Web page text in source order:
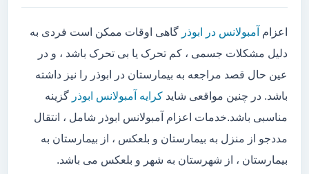
اعزام آمبولانس در ابوذر گاهی اوقات ممکن است فردی به
دلیل مشکلات جسمی ، کم تحرک یا بی تحرک باشد ، و در
عین حال قصد مراجعه به بیمارستان در ابوذر را نیز داشته
باشد. در چنین مواقعی شاید کرایه آمبولانس ابوذر گزینه
مناسبی باشد.خدمات اعزام آمبولانس ابوذر شامل ، انتقال
مددجو از منزل به بیمارستان و بلعکس ، از بیمارستان به
بیمارستان ، از شهرستان به شهر و بلعکس می باشد.